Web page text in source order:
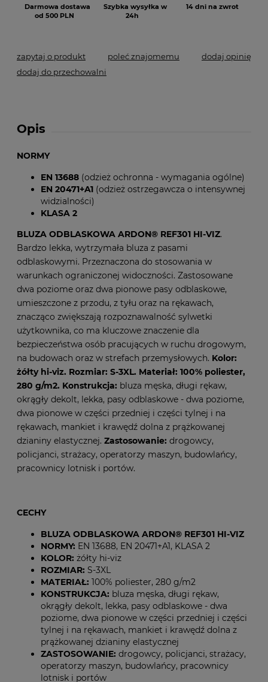
Darmowa dostawa
od 500 PLN
Szybka wysyłka w
24h
14 dni na zwrot
zapytaj o produkt poleć znajomemu
dodaj opinię
dodaj do przechowalni
Opis
NORMY
EN 13688 (odzież ochronna - wymagania ogólne)
EN 20471+A1 (odzież ostrzegawcza o intensywnej
widzialności)
KLASA 2
BLUZA ODBLASKOWA ARDON® REF301 HI-VIZ.
Bardzo lekka, wytrzymała bluza z pasami
odblaskowymi. Przeznaczona do stosowania w
warunkach ograniczonej widoczności. Zastosowane
dwa poziome oraz dwa pionowe pasy odblaskowe,
umieszczone z przodu, z tyłu oraz na rękawach,
znacząco zwiększają rozpoznawalność sylwetki
użytkownika, co ma kluczowe znaczenie dla
bezpieczeństwa osób pracujących w ruchu drogowym,
na budowach oraz w strefach przemysłowych. Kolor:
żółty hi-viz. Rozmiar: S-3XL. Materiał: 100% poliester,
280 g/m2. Konstrukcja: bluza męska, długi rękaw,
okrągły dekolt, lekka, pasy odblaskowe - dwa poziome,
dwa pionowe w części przedniej i części tylnej i na
rękawach, mankiet i krawędź dolna z prążkowanej
dzianiny elastycznej. Zastosowanie: drogowcy,
policjanci, strażacy, operatorzy maszyn, budowlańcy,
pracownicy lotnisk i portów.
CECHY
BLUZA ODBLASKOWA ARDON® REF301 HI-VIZ
NORMY: EN 13688, EN 20471+A1, KLASA 2
KOLOR: żółty hi-viz
ROZMIAR: S-3XL
MATERIAŁ: 100% poliester, 280 g/m2
KONSTRUKCJA: bluza męska, długi rękaw,
okrągły dekolt, lekka, pasy odblaskowe - dwa
poziome, dwa pionowe w części przedniej i części
tylnej i na rękawach, mankiet i krawędź dolna z
prążkowanej dzianiny elastycznej
ZASTOSOWANIE: drogowcy, policjanci, strażacy,
operatorzy maszyn, budowlańcy, pracownicy
lotnisk i portów